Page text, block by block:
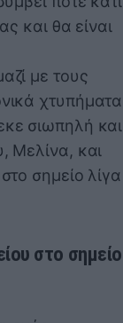
και θα είναι
με τους
χτυπήματα
σιωπηλή και
Μελίνα, και
σημείο λίγα
στο σημείο